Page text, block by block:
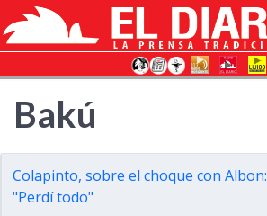
Bakú
Colapinto, sobre el choque con Albon:
"Perdí todo"